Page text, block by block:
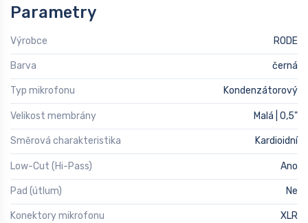
Parametry
Výrobce RODE
Barva černá
Typ mikrofonu Kondenzátorový
Velikost membrány Malá | 0,5"
Směrová charakteristika Kardioidní
Low-Cut (Hi-Pass) Ano
Pad (útlum) Ne
Konektory mikrofonu XLR